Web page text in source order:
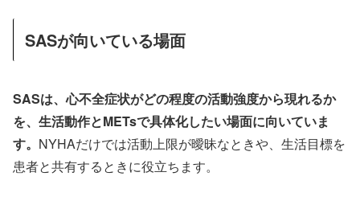
SASが向いている場面
SASは、心不全症状がどの程度の活動強度から現れるか
を、生活動作とMETsで具体化したい場面に向いていま
す。 NYHAだけでは活動上限が曖昧なときや、生活目標を
患者と共有するときに役立ちます。